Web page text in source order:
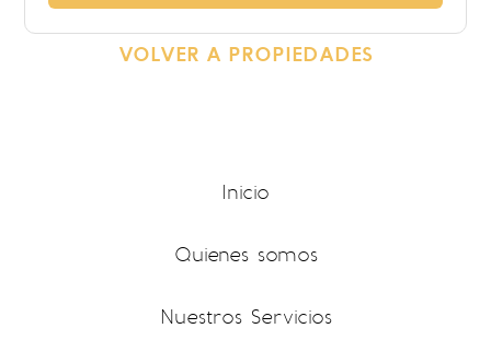
VOLVER A PROPIEDADES
Inicio
Quienes somos
Nuestros Servicios